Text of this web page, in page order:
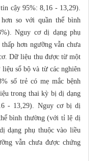
cậy 95%: 8,16 - 13,29).
so với quần thể bình
Nguy cơ dị dạng phụ
hơn ngưỡng vẫn chưa
Dữ liệu thu được từ một
sổ bộ và từ các nghiên
số trẻ có mẹ mắc bệnh
trong thai kỳ bị dị dạng
- 13,29). Nguy cơ bị dị
bình thường (với tỉ lệ dị
dạng phụ thuộc vào liều
vẫn chưa được chứng